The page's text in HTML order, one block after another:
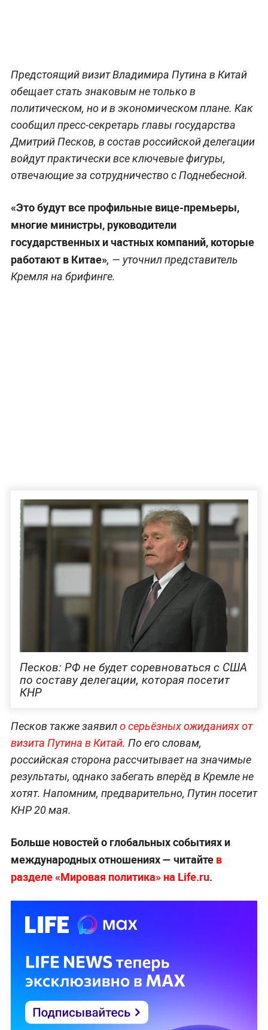
Предстоящий визит Владимира Путина в Китай
обещает стать знаковым не только в
политическом, но и в экономическом плане. Как
сообщил пресс-секретарь главы государства
Дмитрий Песков, в состав российской делегации
войдут практически все ключевые фигуры,
отвечающие за сотрудничество с Поднебесной.
«Это будут все профильные вице-премьеры,
многие министры, руководители
государственных и частных компаний, которые
работают в Китае», — уточнил представитель
Кремля на брифинге.
Песков: РФ не будет соревноваться с США
по составу делегации, которая посетит
КНР
Песков также заявило серьёзных ожиданиях от
визита Путина в Китай. По его словам,
российская сторона рассчитывает на значимые
результаты, однако забегать вперёд в Кремле не
хотят. Напомним, предварительно, Путин посетит
КНР 20 мая.
Больше новостей о глобальных событиях и
международных отношениях — читайте в
разделе «Мировая политика» на Life.ru.